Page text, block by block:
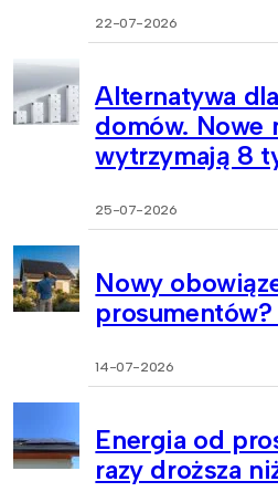
22-07-2026
Alternatywa
domów. Nowe
wytrzymają 8
25-07-2026
Nowy
14-07-2026
Energia od
razy droższa